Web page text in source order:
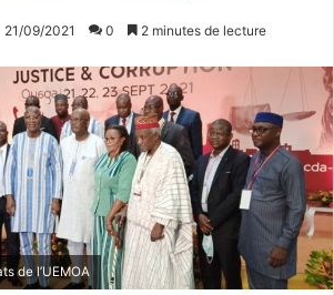
21/09/2021 0 2 minutes de lecture
de l’UEMOA